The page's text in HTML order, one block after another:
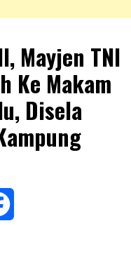
Mayjen TNI
Ke Makam
Disela